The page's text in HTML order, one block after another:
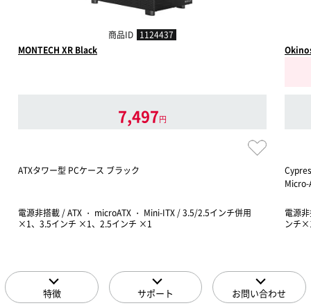
商品ID 1124437
MONTECH XR Black
7,497円
ATXタワー型 PCケース ブラック
電源非搭載 / ATX ・ microATX ・ Mini-ITX / 3.5/2.5インチ併用
×1、3.5インチ ×1、2.5インチ ×1
Micro-
電源
ンチ
特徴 サポート お問い合わせ